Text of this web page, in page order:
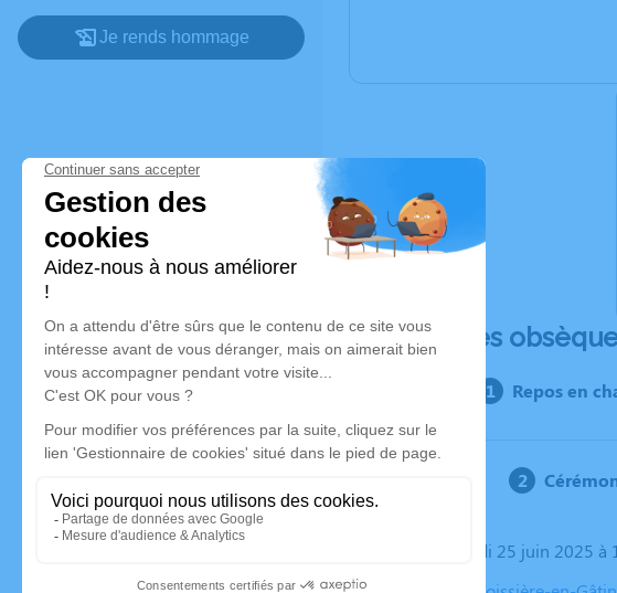
Je rends hommage
Déroulé des
Repos en
Le mercredi 25 juin 2025 à